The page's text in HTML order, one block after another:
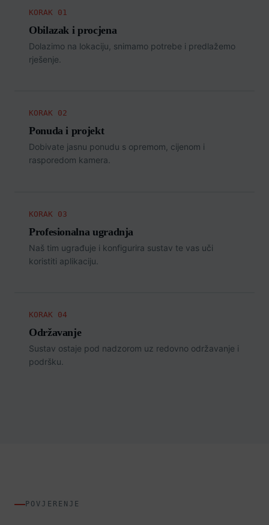
KORAK 01
Obilazak i procjena
Dolazimo na lokaciju, snimamo potrebe i predlažemo
rješenje.
KORAK 02
Ponuda i projekt
Dobivate jasnu ponudu s opremom, cijenom i
rasporedom kamera.
KORAK 03
Profesionalna ugradnja
Naš tim ugrađuje i konfigurira sustav te vas uči
koristiti aplikaciju.
KORAK 04
Održavanje
Sustav ostaje pod nadzorom uz redovno održavanje i
podršku.
POVJERENJE